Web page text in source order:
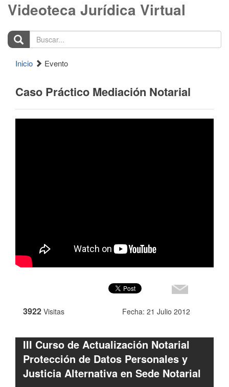
Videoteca Jurídica Virtual
Buscar...
Inicio Evento
Caso Práctico Mediación Notarial
3922 Visitas Fecha: 21 Julio 2012
III Curso de Actualización Notarial
Protección de Datos Personales y
Justicia Alternativa en Sede Notarial